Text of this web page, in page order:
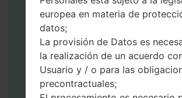
debería detectar su teléfono y
de puerto COM aparecerá en la
Especifique solo el tiempo de
Reinicio Automático.
Finalmente, presione la tecla
Su teléfono ahora se
europea en materia de
datos;
La provisión de Datos es
la realización de un acuerdo
Usuario y / o para las
precontractuales;